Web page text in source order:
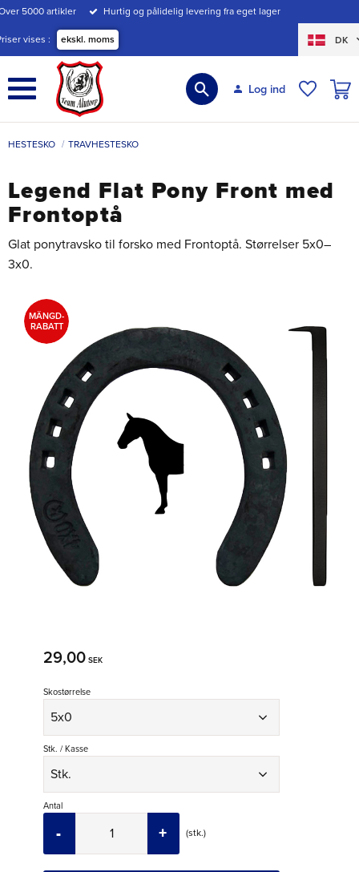
Menu
5000 artikler Hurtig og pålidelig levering fra eget lager
vises ekskl. moms DK
Log ind
HESTESKO TRAVHESTESKO
Legend Flat Pony Front med
Frontoptå
Glat ponytravsko til forsko med Frontoptå. Størrelser 5x0–
3x0.
MÄNGD-
RABATT
29,00 SEK
Skostørrelse
Stk. / Kasse
Antal
stk.
+
-